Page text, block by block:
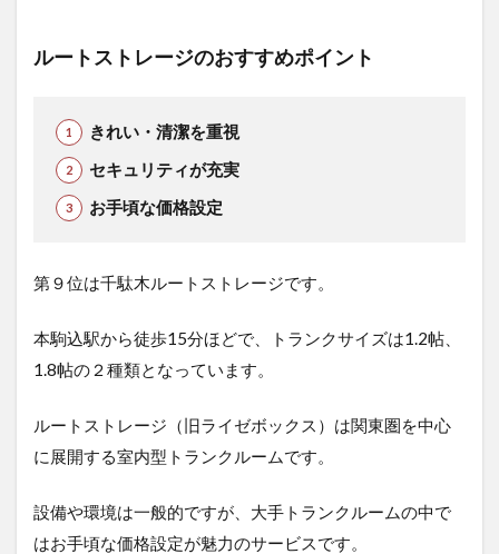
ルートストレージのおすすめポイント
きれい・清潔を重視
セキュリティが充実
お手頃な価格設定
第９位は千駄木ルートストレージです。
本駒込駅から徒歩15分ほどで、トランクサイズは1.2帖、
1.8帖の２種類となっています。
ルートストレージ（旧ライゼボックス）は関東圏を中心
に展開する室内型トランクルームです。
設備や環境は一般的ですが、大手トランクルームの中で
はお手頃な価格設定が魅力のサービスです。